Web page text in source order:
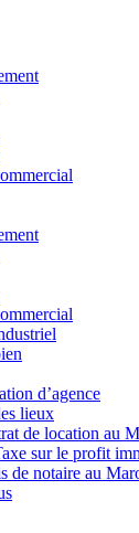
d’agence
lieux
de location au
sur le profit
de notaire au